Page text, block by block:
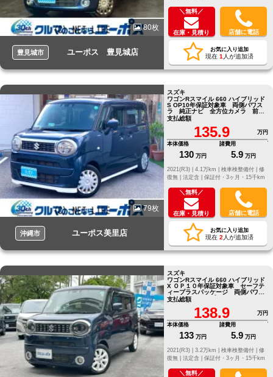
80枚
豊見城市 ユーポス 豊見城店
＼無料／
在庫・見積り 店舗に電話
お気に入り追加
現在 1 人が追加済
79枚
沖縄市 ユーポス美里店
スズキ
ワゴンRスマイル 660 ハイブリッド
S OP10年保証対象車 両側パワス
ラ 純正ナビ 全方位カメラ 前後
ドラレコ ETC HUD
支払総額
135.9
万円
本体価格
130 万円
諸費用
5.9 万円
修
復無 | 法定含 | 保証付・3ヶ月・15千km
＼無料／
在庫・見積り 店舗に電話
お気に入り追加
現在 2 人が追加済
スズキ
ワゴンRスマイル 660 ハイブリッド
X ＯＰ１０年保証対象車 セーフテ
ィープラスパッケージ 両側パワス
ラ ヘッドアップディスプレイ
ETC
支払総額
138.9
万円
本体価格
133 万円
諸費用
5.9 万円
修
復無 | 法定含 | 保証付・3ヶ月・15千km
＼無料／